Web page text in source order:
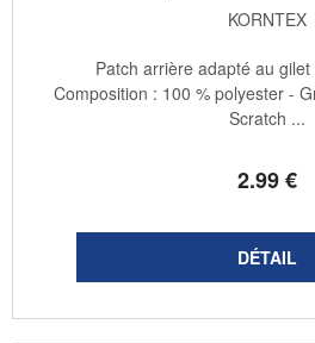
KORNTEX
2.99€
Patch arrière adapté au
Composition : 100 % polyester -
Scratch ...